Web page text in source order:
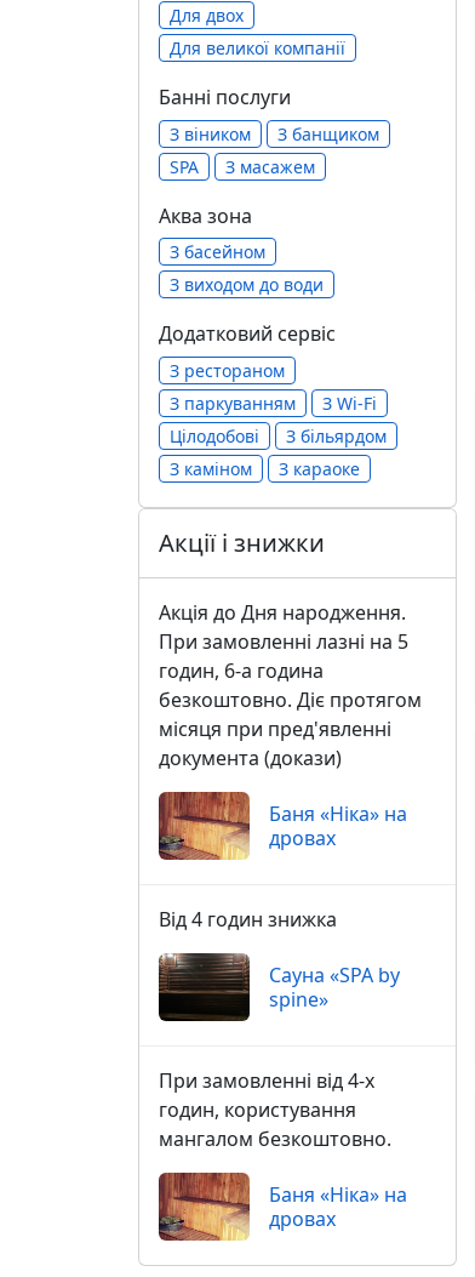
Для двох
Для великої компанії
Банні послуги
З віником
З банщиком
SPA
З масажем
Аква зона
З басейном
З виходом до води
Додатковий сервіс
З рестораном
З паркуванням
З Wi-Fi
Цілодобові
З більярдом
З каміном
З караоке
Акції і знижки
Акція до Дня народження.
При замовленні лазні на 5
годин, 6-а година
безкоштовно. Діє протягом
місяця при пред'явленні
документа (докази)
Баня «Ніка» на
дровах
Від 4 годин знижка
Сауна «SPA by
spine»
При замовленні від 4-х
годин, користування
мангалом безкоштовно.
Баня «Ніка» на
дровах